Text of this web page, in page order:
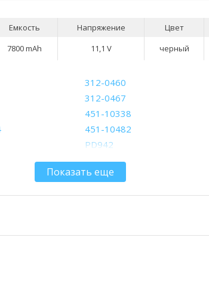
Емкость Напряжение Цвет
7800 mAh 11,1 V черный
312-0460
312-0467
451-10338
451-10482
PD942
PR002
RD857
Показать еще